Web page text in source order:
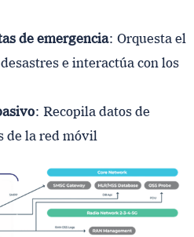
de emergencia: Orquesta el
e interactúa con los
: Recopila datos de
de la red móvil